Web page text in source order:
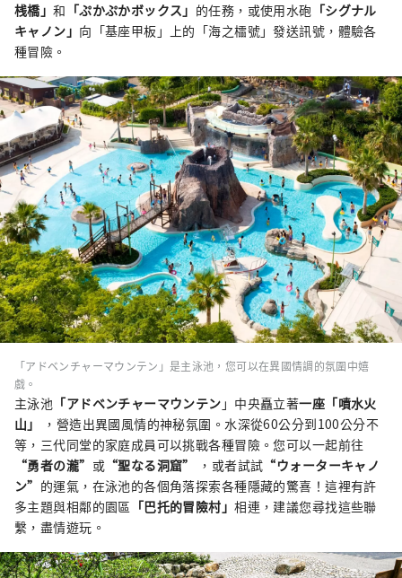
桟橋」和 「ぷかぷかボックス 」 的任務，或使用水砲 「シグナル
キャノン」 向「基座甲板」上的「海之櫺號」發送訊號，體驗各
種冒險。
「アドベンチャーマウンテン」是主泳池，您可以在異國情調的氛圍中嬉
戲。
主泳池 「アドベンチャーマウンテン 」中央矗立著一座「噴水火
山」
，營造出異國風情的神秘氛圍。水深從60公分到100公分不
等，三代同堂的家庭成員可以挑戰各種冒險。您可以一起前往
“勇者の瀧” 或“聖なる洞窟” ，或者試試 “ウォーターキャノ
ン” 的運氣，在泳池的各個角落探索各種隱藏的驚喜！這裡有許
多主題與相鄰的園區 「巴托的冒險村」相連，建議您尋找這些聯
繫，盡情遊玩。